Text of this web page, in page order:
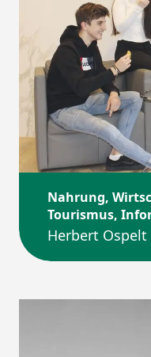
Nahrung,
Tourismus,
Herbert